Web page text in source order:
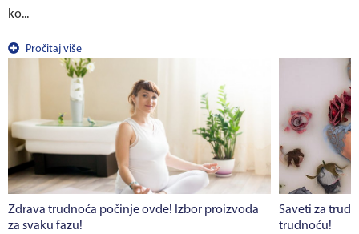
ko...
Pročitaj više
Zdrava trudnoća počinje ovde! Izbor proizvoda
za svaku fazu!
Saveti za
trudnoću!